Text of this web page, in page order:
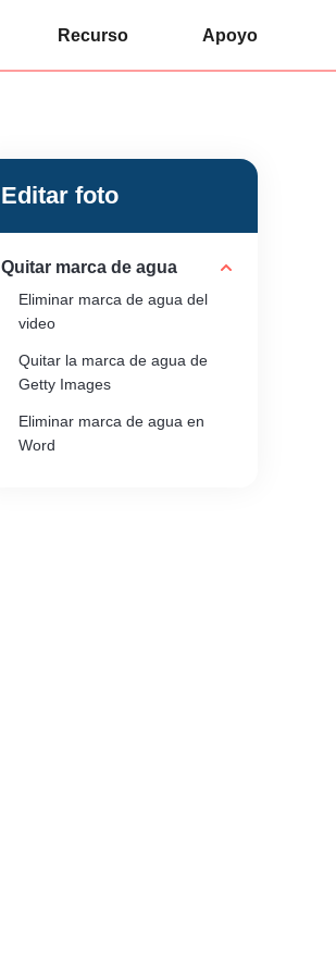
Recurso Apoyo
Editar foto
Quitar marca de agua
Eliminar marca de agua del
video
Quitar la marca de agua de
Getty Images
Eliminar marca de agua en
Word